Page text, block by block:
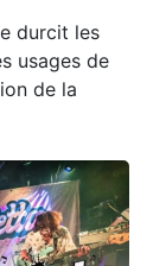
durcit les
usages de
de la